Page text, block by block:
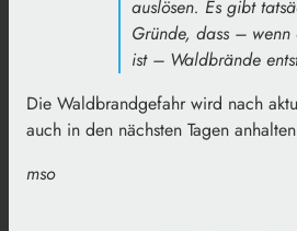
auslösen. Es gibt
Gründe, dass –
ist – Waldbrände
Die Waldbrandgefahr wird nach
auch in den nächsten Tagen
mso